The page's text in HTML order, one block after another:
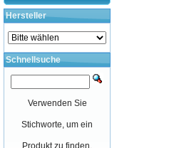
Hersteller
Schnellsuche
Verwenden Sie
Stichworte, um ein
Produkt zu finden.